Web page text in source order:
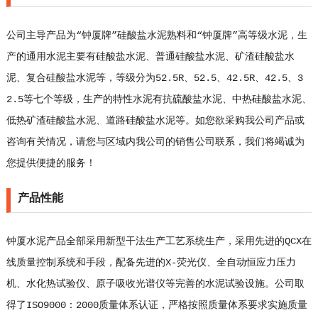
公司主导产品为“钟厦牌”硅酸盐水泥熟料和“钟厦牌”高等级水泥，生
产的通用水泥主要有硅酸盐水泥、普通硅酸盐水泥、矿渣硅酸盐水
泥、复合硅酸盐水泥等，等级分为52.5R、52.5、42.5R、42.5、3
2.5等七个等级，生产的特性水泥有抗硫酸盐水泥、中热硅酸盐水泥、
低热矿渣硅酸盐水泥、道路硅酸盐水泥等。如您欲采购我公司产品或
咨询有关情况，请您与区域内我公司的销售公司联系，我们将竭诚为
您提供便捷的服务！
产品性能
钟厦水泥产品全部采用新型干法生产工艺系统生产，采用先进的QCX在
线质量控制系统和手段，配备先进的X-荧光仪、全自动恒应力压力
机、水化热试验仪、原子吸收光谱仪等完善的水泥试验设施。公司取
得了ISO9000：2000质量体系认证，严格按照质量体系要求实施质量